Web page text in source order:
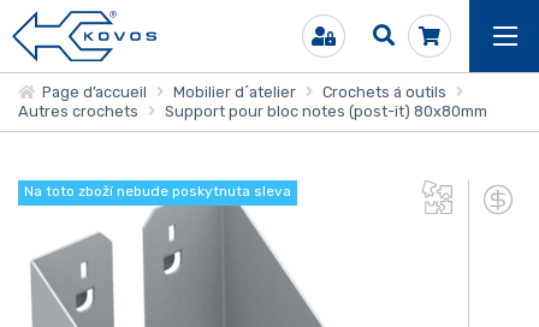
Page d’accueil Mobilier d´atelier
Crochets á outils
Autres crochets
Support pour bloc notes (post-it) 80x80mm
Na toto zboží nebude poskytnuta sleva